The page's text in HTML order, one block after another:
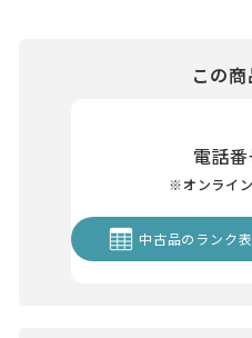
この
電話
※オンライ
中古品のランク